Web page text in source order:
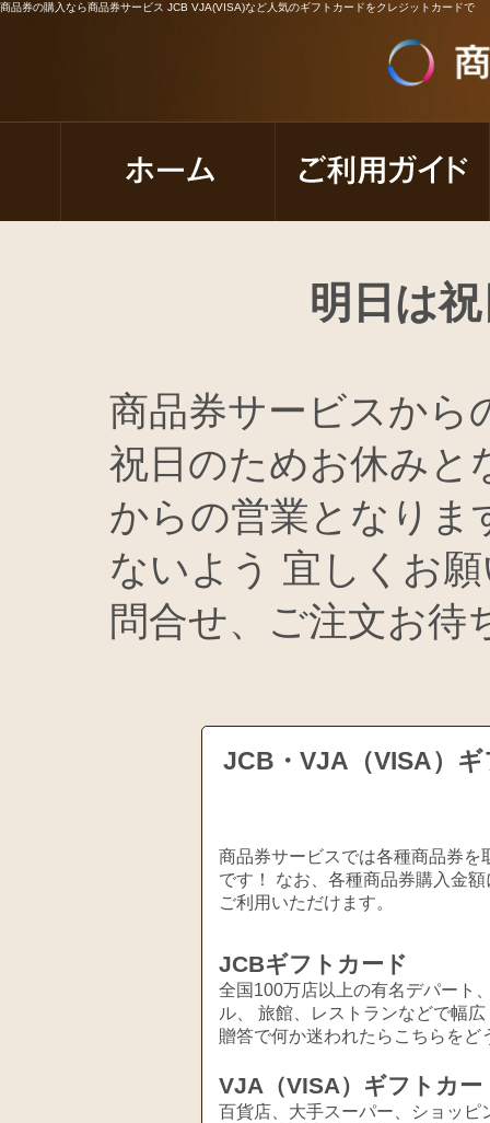
商品券の購入なら商品券サービス JCB VJA(VISA)など人気のギフトカードをクレジットカードで
明日は
商品券サービスから
祝日のためお休みと
からの営業となりま
ないよう 宜しくお
問合せ、ご注文お
JCB・VJA（VISA）
商品券サービスでは各種商品券
です！ なお、各種商品券購入金
ご利用いただけます。
JCBギフトカード
全国100万店以上の有名デパート
ル、 旅館、レストランなどで幅
贈答で何か迷われたらこちらをど
VJA（VISA）ギフトカー
百貨店、大手スーパー、ショッ